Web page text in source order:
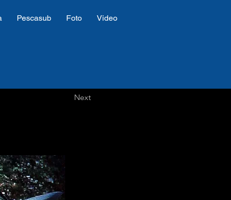
Pescasub Foto Video
Next